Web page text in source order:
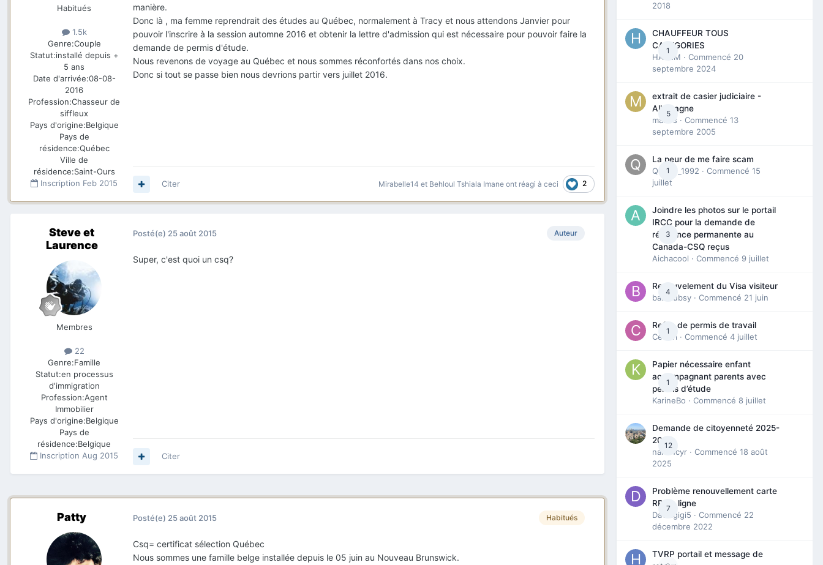
Habitués
1.5k
Genre:Couple
Statut:installé depuis +
5 ans
Date d'arrivée:08-08-
2016
Profession:Chasseur de
siffleux
Pays d'origine:Belgique
Pays de
résidence:Québec
Ville de
résidence:Saint-Ours
Inscription Feb 2015
manière.
Donc là , ma femme reprendrait des études au Québec, normalement à Tracy et nous attendons Janvier pour
pouvoir l'inscrire à la session automne 2016 et obtenir la lettre d'admission qui est nécessaire pour pouvoir faire la
demande de permis d'étude.
Nous revenons de voyage au Québec et nous sommes réconfortés dans nos choix.
Donc si tout se passe bien nous devrions partir vers juillet 2016.
Mirabelle14 et Behloul Tshiala Imane ont réagi à ceci 2
Citer
Steve et
Laurence
Membres
22
Genre:Famille
Statut:en processus
d'immigration
Profession:Agent
Immobilier
Pays d'origine:Belgique
Pays de
résidence:Belgique
Inscription Aug 2015
Auteur
Posté(e) 25 août 2015
Super, c'est quoi un csq?
Citer
Patty Habitués
Posté(e) 25 août 2015
Csq= certificat sélection Québec
Nous sommes une famille belge installée depuis le 05 juin au Nouveau Brunswick.
2018
1
CHAUFFEUR TOUS
CATEGORIES
HAZEM · Commencé 20
septembre 2024
5
extrait de casier judiciaire -
Allemagne
maries · Commencé 13
septembre 2005
1
La peur de me faire scam
Queen_1992 · Commencé 15
juillet
3
Joindre les photos sur le portail
IRCC pour la demande de
résidence permanente au
Canada-CSQ reçus
Aichacool · Commencé 9 juillet
4
Renouvelement du Visa visiteur
babibubsy · Commencé 21 juin
1
Refus de permis de travail
Cedbri · Commencé 4 juillet
1
Papier nécessaire enfant
accompagnant parents avec
permis d’étude
KarineBo · Commencé 8 juillet
12
Demande de citoyenneté 2025-
2026
nanancyr · Commencé 18 août
2025
7
Problème renouvellement carte
RP en ligne
Davidgigi5 · Commencé 22
décembre 2022
TVRP portail et message de